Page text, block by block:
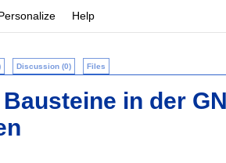
Help
Discussion (0) Files
in der